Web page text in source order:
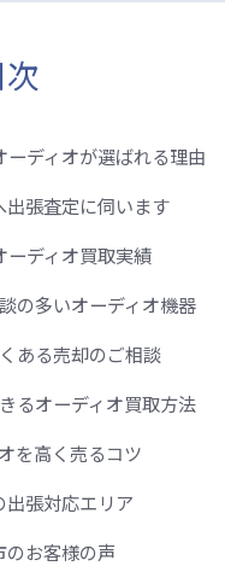
次
ーディオが選ばれる理由
出張査定に伺います
ーディオ買取実績
の多いオーディオ機器
ある売却のご相談
るオーディオ買取方法
を高く売るコツ
出張対応エリア
のお客様の声